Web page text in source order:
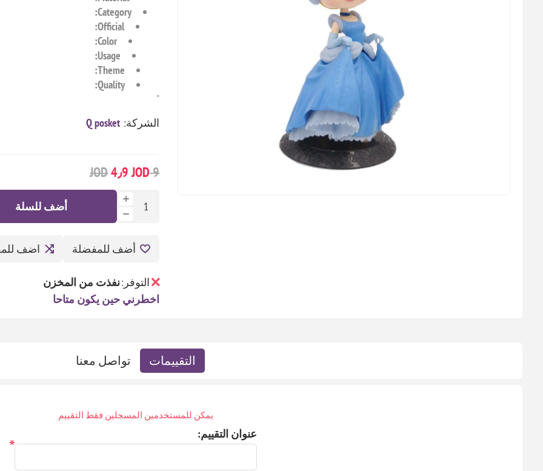
Category:
Official:
Color:
Usage:
Theme:
Quality:
"
الشركة: Q posket
9 JOD4٫9 JOD
أضف للسلة
أضف للمفضلة اضف
التوفر:نفذت من المخزن
اخطرني حين يكون متاحا
التقييمات تواصل معنا
يمكن للمستخدمين المسجلين فقط التقييم
عنوان التقييم:
*